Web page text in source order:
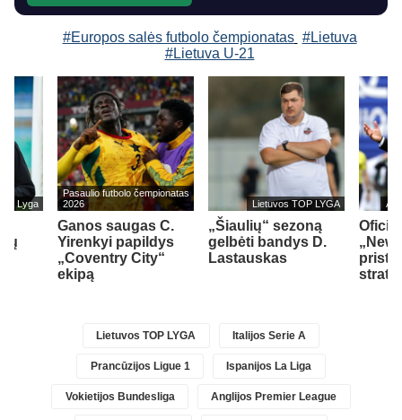
#Europos salės futbolo čempionatas #Lietuva
#Lietuva U-21
Lyga
Pasaulio futbolo čempionatas
2026
Ganos saugas C.
Yirenkyi papildys
„Coventry City“
ekipą
Lietuvos TOP LYGA
„Šiaulių“ sezoną
gelbėti bandys D.
Lastauskas
Lietuvos TOP LYGA Italijos Serie A
Prancūzijos Ligue 1 Ispanijos La Liga
Vokietijos Bundesliga Anglijos Premier League